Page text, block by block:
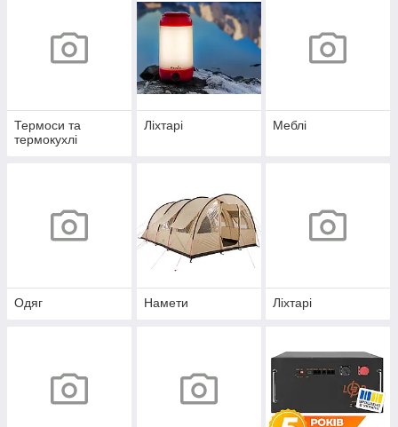
Термоси та
термокухлі
Ліхтарі Меблі
Одяг Намети Ліхтарі